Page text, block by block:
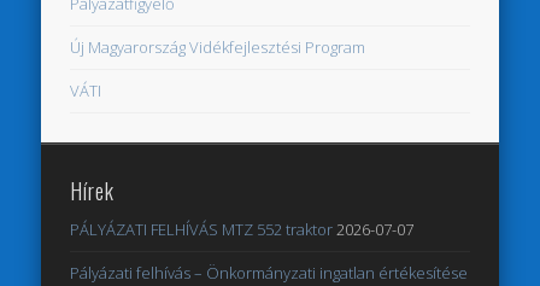
Új Magyarország Vidékfejlesztési Program
VÁTI
Hírek
PÁLYÁZATI FELHÍVÁS MTZ 552 traktor2026-07-07
Pályázati felhívás – Önkormányzati ingatlan értékesítése